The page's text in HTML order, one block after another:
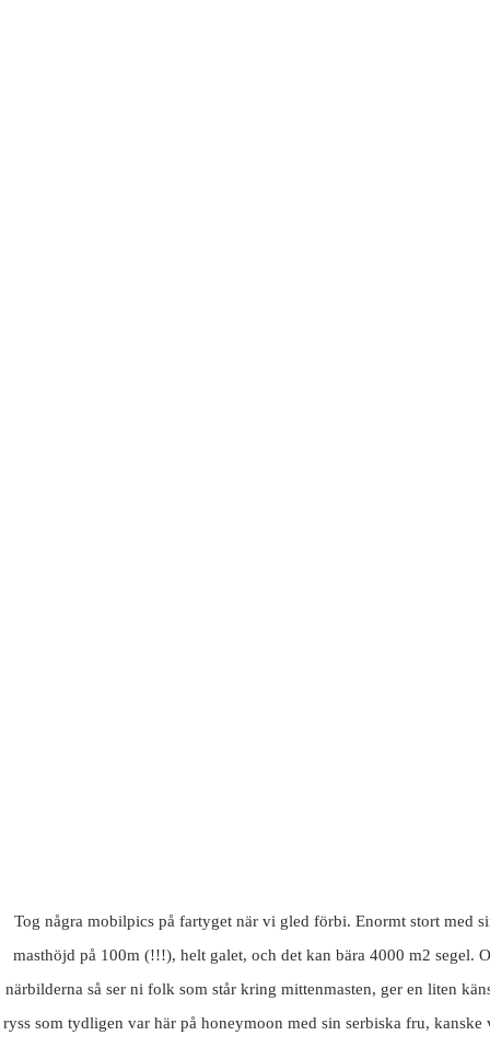
Tog några mobilpics på fartyget när vi gled förbi. Enormt stort med
masthöjd på 100m (!!!), helt galet, och det kan bära 4000 m2 segel.
närbilderna så ser ni folk som står kring mittenmasten, ger en liten
ryss som tydligen var här på honeymoon med sin serbiska fru, kanske